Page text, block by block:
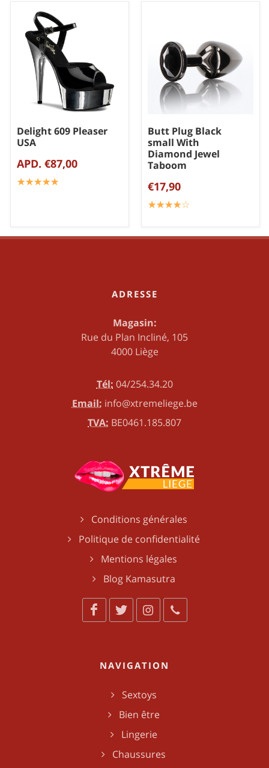
Delight 609 Pleaser
USA
APD. €87,00
☆☆☆☆☆
★★★★★
Butt Plug Black
small With
Diamond Jewel
Taboom
€17,90
☆☆☆☆☆
★★★★★
ADRESSE
Magasin:
Rue du Plan Incliné, 105
4000 Liège
Tél: 04/254.34.20
Email: info@xtremeliege.be
TVA: BE0461.185.807
Conditions générales
Politique de confidentialité
Mentions légales
Blog Kamasutra
NAVIGATION
Sextoys
Bien être
Lingerie
Chaussures